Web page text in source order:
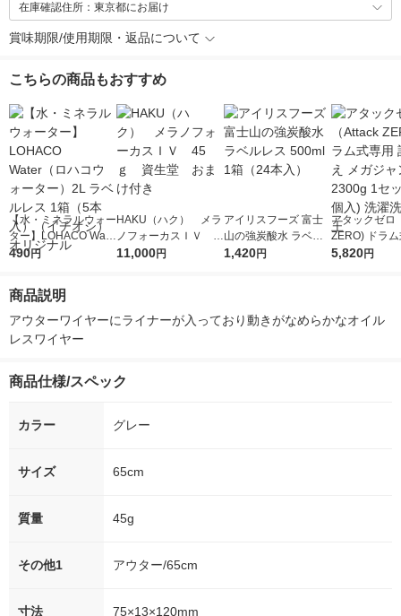
在庫確認住所：東京都にお届け
賞味期限/使用期限・返品について
こちらの商品もおすすめ
【水・ミネラルウォー
ター】LOHACO Wate
r（ロハコウォータ
シ） オリジナル
490円
HAKU（ハク） メラ
ノフォーカスＩＶ 4
5ｇ 資生堂 おまけ
11,000円
アイリスフーズ 富士
山の強炭酸水 ラベル
レス 500ml 1箱（24
1,420円
アタックゼロ
ZERO) ドラ
詰め替え メガ
5,820円
商品説明
アウターワイヤーにライナーが入っており動きがなめらかなオイル
レスワイヤー
商品仕様/スペック
カラー グレー
サイズ 65cm
質量 45g
その他1 アウター/65cm
寸法 75×13×120mm